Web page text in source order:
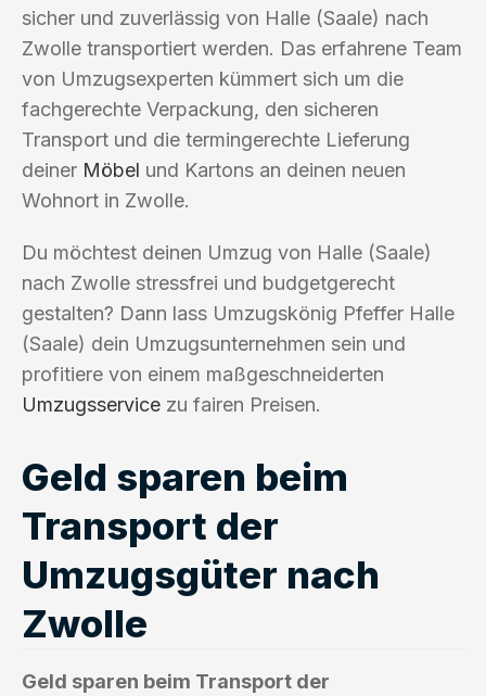
sicher und zuverlässig von Halle (Saale) nach
Zwolle transportiert werden. Das erfahrene Team
von Umzugsexperten kümmert sich um die
fachgerechte Verpackung, den sicheren
Transport und die termingerechte Lieferung
deiner Möbel und Kartons an deinen neuen
Wohnort in Zwolle.
Du möchtest deinen Umzug von Halle (Saale)
nach Zwolle stressfrei und budgetgerecht
gestalten? Dann lass Umzugskönig Pfeffer Halle
(Saale) dein Umzugsunternehmen sein und
profitiere von einem maßgeschneiderten
Umzugsservice zu fairen Preisen.
Geld sparen beim
Transport der
Umzugsgüter nach
Zwolle
Geld sparen beim Transport der